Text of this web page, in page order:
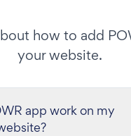
how to add
your website.
app work on my